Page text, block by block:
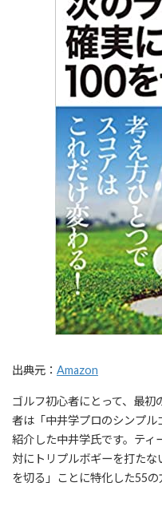
出典元： Amazon
ゴルフ初心者にとって、最
者は「中井学プロのシンプ
紹介した中井学氏です。テ
対にトリプルボギーを打た
を切る」ことに特化した55の